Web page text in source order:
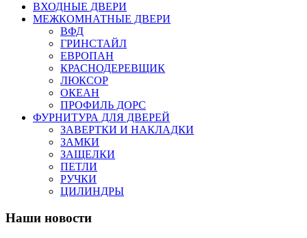
ВХОДНЫЕ ДВЕРИ
МЕЖКОМНАТНЫЕ ДВЕРИ
ВФД
ГРИНСТАЙЛ
ЕВРОПАН
КРАСНОДЕРЕВЩИК
ЛЮКСОР
ОКЕАН
ПРОФИЛЬ ДОРС
ФУРНИТУРА ДЛЯ ДВЕРЕЙ
ЗАВЕРТКИ И НАКЛАДКИ
ЗАМКИ
ЗАЩЕЛКИ
ПЕТЛИ
РУЧКИ
ЦИЛИНДРЫ
Наши новости